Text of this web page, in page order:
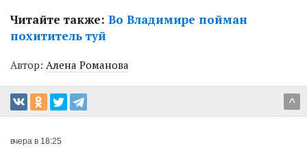
Читайте также: Во Владимире пойман
похититель туй
Автор: Алена Романова
^
вчера в 18:25